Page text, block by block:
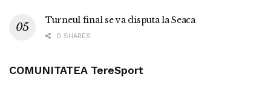
Turneul final se va disputa la Seaca
0 SHARES
COMUNITATEA TereSport